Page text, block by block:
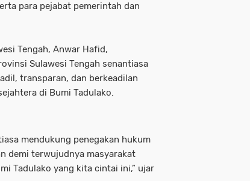
para pejabat pemerintah dan
Tengah, Anwar Hafid,
Sulawesi Tengah senantiasa
transparan, dan berkeadilan
di Bumi Tadulako.
mendukung penegakan hukum
demi terwujudnya masyarakat
Tadulako yang kita cintai ini,” ujar